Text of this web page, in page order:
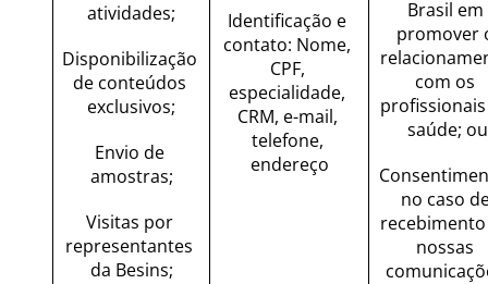
atividades;
Disponibilização
de conteúdos
exclusivos;
Envio de
amostras;
Visitas por
representantes
da Besins;
Identificação e
contato: Nome,
CPF,
especialidade,
CRM, e-mail,
telefone,
endereço
Brasil em
promover
com os
saúde; ou
no caso
nossas